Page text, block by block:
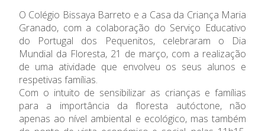
O Colégio
Colaboradores Não
Docentes
Instalações
Ofertas de emprego
Regulamentos
Jornal “O Coreto”
Privacidade
Oferta Formativa
Sala de Estudo
Atividades de Interrupção
Letiva
Academia de LínguasEnsino Profissional
Termalismo
Curso de Técnico/a de Apoio
à Família e à Comunidade
Ofertas de Emprego
Ano Letivo
de Educação
SIGE
Secretariado de Exames
O Colégio Bissaya Barreto e a Casa da Criança Maria
Granado, com a colaboração do Serviço Educativo
do Portugal dos Pequenitos, celebraram o Dia
Mundial da Floresta, 21 de março, com a realização
de uma atividade que envolveu os seus alunos e
respetivas famílias.
Com o intuito de sensibilizar as crianças e famílias
para a importância da floresta autóctone, não
apenas ao nível ambiental e ecológico, mas também